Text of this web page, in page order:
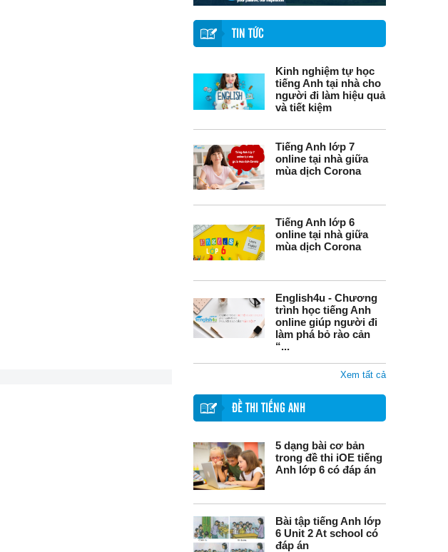
TIN TỨC
Kinh nghiệm tự học
tiếng Anh tại nhà cho
người đi làm hiệu quả
và tiết kiệm
Tiếng Anh lớp 7
online tại nhà giữa
mùa dịch Corona
Tiếng Anh lớp 6
online tại nhà giữa
mùa dịch Corona
English4u - Chương
trình học tiếng Anh
online giúp người đi
làm phá bỏ rào cản
“...
Xem tất cả
ĐỀ THI TIẾNG ANH
5 dạng bài cơ bản
trong đề thi iOE tiếng
Anh lớp 6 có đáp án
Bài tập tiếng Anh lớp
6 Unit 2 At school có
đáp án